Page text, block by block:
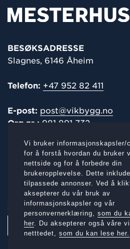
Vi bruker informasjonskapsler/
for å forstå hvordan du bruker
nettside og for å forbedre din
brukeropplevelse. Dette
tilpassede annonser. Ved å
aksepterer du vår bruk av
informasjonskapsler og vår
personvernerklæring, som du
her . Du aksepterer også våre
netttedet, som du kan lese her.
BESØKSADRESSE
Slagnes, 6146 Åheim
Telefon: +47 952 82 411
E-post: post@vikbygg.no
Org.nr.: 981 891 732
POST-/FAKTURAADRESSE
Slagnes, 6146 Åheim
SOSIALE MEDIER: